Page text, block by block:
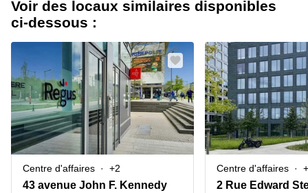
Bureau
d’affaires
Coworking
Salles
de
réunion
Bureau
virtuel
Luxembourg
Alzette
Senningerberg
Bertrange
Sandweiler
Сoworking
Luxembourg
réunion
Luxembourg
Coworking
Bertrange
Centre
d'affaires
Luxembourg
Bureaux
Qui sommes-nous?
Publier un bureau
Prix
Connexion
Choisissez une langue
Luxembourg
Voir des locaux similaires disponibles
ci-dessous :
Centre d'affaires +2
43 avenue John F. Kennedy
Centre d'affaires